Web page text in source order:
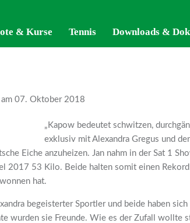
& Kurse Tennis Downloads &
& Kurse Tennis Downloads &
am 07. Oktober 2018
„Kapow bedeutet schwitzen,
exklusiv mit Alexandra Gregus und
Eiche anzuheizen. Jan nahm in der Sat 1
2017 53 Kilo. Beide halten somit einen
hat.
begeisterter Sportler und beide haben
wurden sie Freunde. Wie es der Zufall wollte